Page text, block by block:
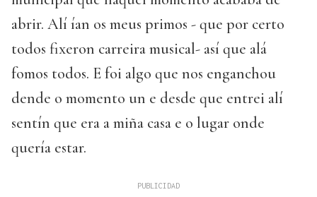
abrir. Alí ían os meus primos - que por certo
todos fixeron carreira musical- así que alá
fomos todos. E foi algo que nos enganchou
dende o momento un e desde que entrei alí
sentín que era a miña casa e o lugar onde
quería estar.